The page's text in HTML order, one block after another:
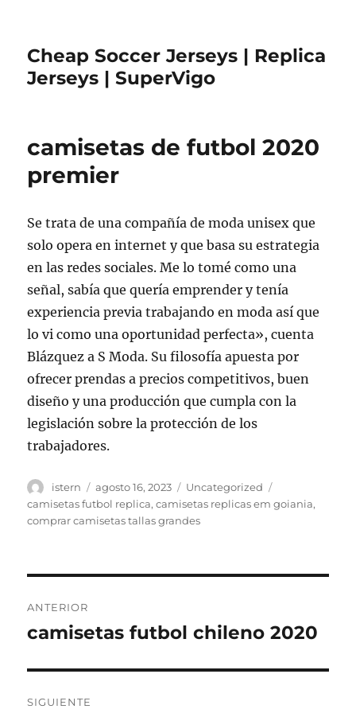
Cheap Soccer Jerseys | Replica
Jerseys | SuperVigo
camisetas de futbol 2020
premier
Se trata de una compañía de moda unisex que
solo opera en internet y que basa su estrategia
en las redes sociales. Me lo tomé como una
señal, sabía que quería emprender y tenía
experiencia previa trabajando en moda así que
lo vi como una oportunidad perfecta», cuenta
Blázquez a S Moda. Su filosofía apuesta por
ofrecer prendas a precios competitivos, buen
diseño y una producción que cumpla con la
legislación sobre la protección de los
trabajadores.
Autor
istern
Publicado
el
agosto 16, 2023 Categorías
Uncategorized
camisetas futbol replica,camisetas replicas em goiania,
comprar camisetas tallas grandes
de
ANTERIOR
Entrada
camisetas futbol chileno 2020
SIGUIENTE